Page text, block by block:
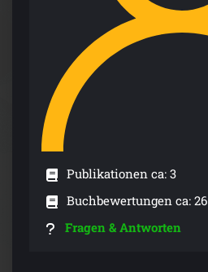
Publikationen ca: 3
Buchbewertungen ca: 26
Fragen & Antworten